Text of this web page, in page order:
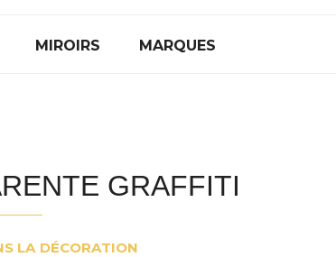
MIROIRS MARQUES
GRAFFITI
LA DÉCORATION